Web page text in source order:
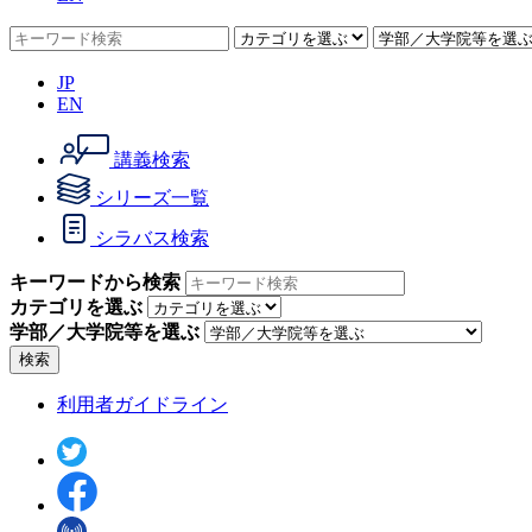
JP
EN
講義検索
シリーズ一覧
シラバス検索
キーワードから検索
カテゴリを選ぶ
学部／大学院等を選ぶ
検索
利用者ガイドライン